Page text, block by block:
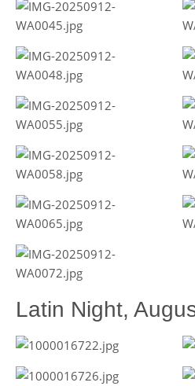
Latin Night,